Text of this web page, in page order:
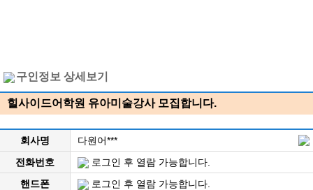
구인정보 상세보기
힐사이드어학원 유아미술강사 모집합니다.
회사명
다원어***
전화번호
로그인 후 열람 가능합니다.
핸드폰
로그인 후 열람 가능합니다.